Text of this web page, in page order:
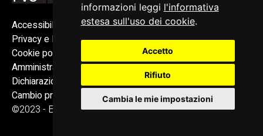
informazioni leggi l'informativa
estesa sull'uso dei cookie.
Accetto
Rifiuto
Cambia le mie impostazioni
Accessibilità
Privacy e Note legali
Cookie policy
Amministrazione trasparente
Dichiarazione di accessibilità
Cambio preferenze cookie
©2023 - ERPAC FVG